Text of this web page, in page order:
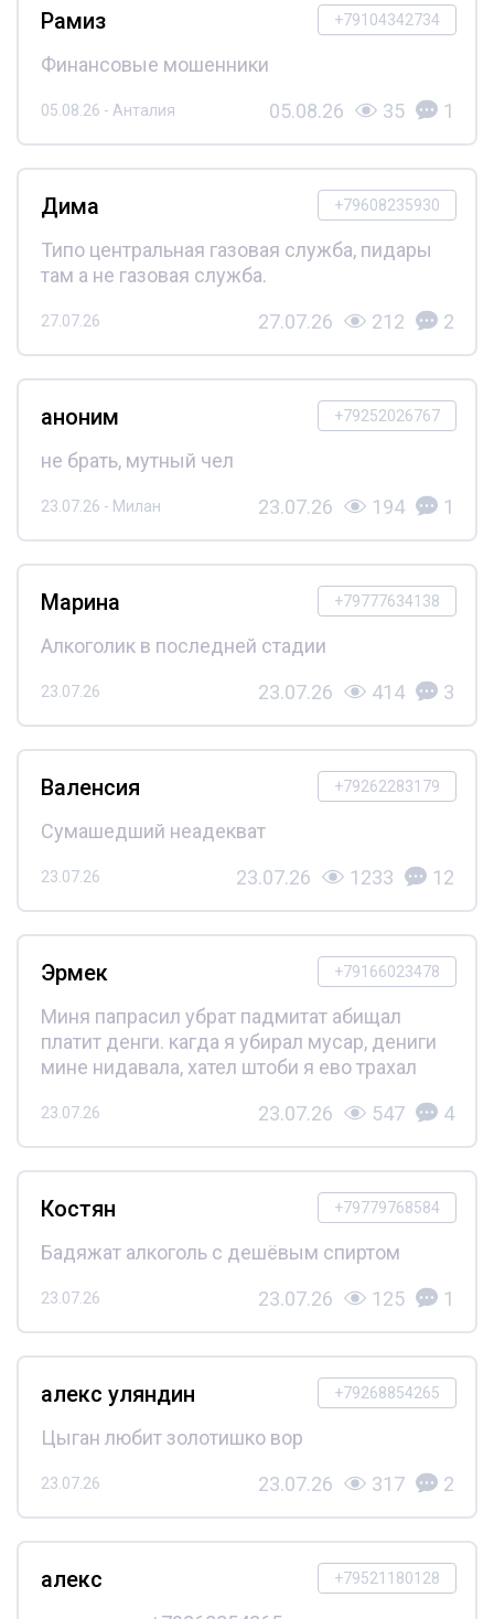
+79104342734
Рамиз
Финансовые мошенники
05.08.26 - Анталия 05.08.26 35 1
+79608235930
Дима
Типо центральная газовая служба, пидары
там а не газовая служба.
27.07.26 27.07.26 212 2
+79252026767
аноним
не брать, мутный чел
23.07.26 - Милан 23.07.26 194 1
+79777634138
Марина
Алкоголик в последней стадии
23.07.26 23.07.26 414 3
+79262283179
Валенсия
Сумашедший неадекват
23.07.26 23.07.26 1233 12
+79166023478
Эрмек
Миня папрасил убрат падмитат абищал
платит денги. кагда я убирал мусар, дениги
мине нидавала, хател штоби я ево трахал
23.07.26 23.07.26 547 4
+79779768584
Костян
Бадяжат алкоголь с дешёвым спиртом
23.07.26 23.07.26 125 1
+79268854265
алекс уляндин
Цыган любит золотишко вор
23.07.26 23.07.26 317 2
+79521180128
алекс